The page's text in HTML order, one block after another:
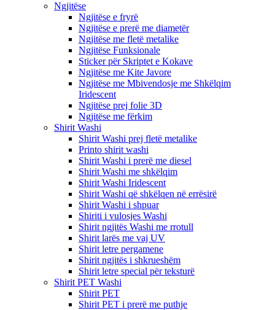
Ngjitëse
Ngjitëse e fryrë
Ngjitëse e prerë me diametër
Ngjitëse me fletë metalike
Ngjitëse Funksionale
Sticker për Skriptet e Kokave
Ngjitëse me Kite Javore
Ngjitëse me Mbivendosje me Shkëlqim
Iridescent
Ngjitëse prej folie 3D
Ngjitëse me fërkim
Shirit Washi
Shirit Washi prej fletë metalike
Printo shirit washi
Shirit Washi i prerë me diesel
Shirit Washi me shkëlqim
Shirit Washi Iridescent
Shirit Washi që shkëlqen në errësirë
Shirit Washi i shpuar
Shiriti i vulosjes Washi
Shirit ngjitës Washi me rrotull
Shirit larës me vaj UV
Shirit letre pergamene
Shirit ngjitës i shkrueshëm
Shirit letre special për teksturë
Shirit PET Washi
Shirit PET
Shirit PET i prerë me puthje